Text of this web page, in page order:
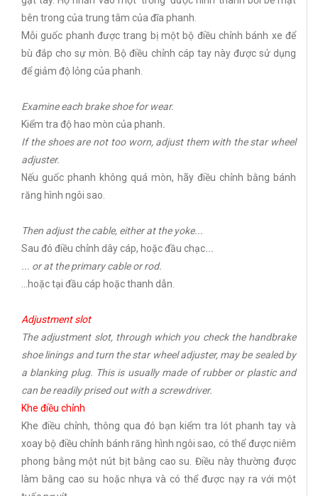
bên trong của trung tâm của đĩa phanh.
Mỗi guốc phanh được trang bị một bộ điều chỉnh bánh xe để
bù đắp cho sự mòn. Bộ điều chỉnh cáp tay này được sử dụng
để giảm độ lỏng của phanh.
Examine each brake shoe for wear.
Kiểm tra độ hao mòn của phanh.
If the shoes are not too worn, adjust them with the star wheel
adjuster.
Nếu guốc phanh không quá mòn, hãy điều chỉnh bằng bánh
răng hình ngôi sao.
Then adjust the cable, either at the yoke...
Sau đó điều chỉnh dây cáp, hoặc đầu chạc...
... or at the primary cable or rod.
...hoặc tại đầu cáp hoặc thanh dẫn.
Adjustment slot
The adjustment slot, through which you check the handbrake
shoe linings and turn the star wheel adjuster, may be sealed by
a blanking plug. This is usually made of rubber or plastic and
can be readily prised out with a screwdriver.
Khe điều chỉnh
Khe điều chỉnh, thông qua đó bạn kiểm tra lót phanh tay và
xoay bộ điều chỉnh bánh răng hình ngôi sao, có thể được niêm
phong bằng một nút bịt bằng cao su. Điều này thường được
làm bằng cao su hoặc nhựa và có thể được nạy ra với một